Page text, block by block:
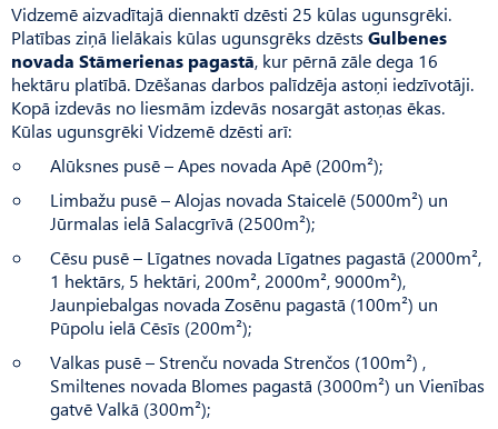
Vidzemē aizvadītajā diennaktī dzēsti 25 kūlas ugunsgrēki.
Platības ziņā lielākais kūlas ugunsgrēks dzēsts Gulbenes
novada Stāmerienas pagastā, kur pērnā zāle dega 16
hektāru platībā. Dzēšanas darbos palīdzēja astoņi iedzīvotāji.
Kopā izdevās no liesmām izdevās nosargāt astoņas ēkas.
Kūlas ugunsgrēki Vidzemē dzēsti arī:
Alūksnes pusē – Apes novada Apē (200m²);
Limbažu pusē – Alojas novada Staicelē (5000m²) un
Jūrmalas ielā Salacgrīvā (2500m²);
Cēsu pusē – Līgatnes novada Līgatnes pagastā (2000m²,
1 hektārs, 5 hektāri, 200m², 2000m², 9000m²),
Jaunpiebalgas novada Zosēnu pagastā (100m²) un
Pūpolu ielā Cēsīs (200m²);
Valkas pusē – Strenču novada Strenčos (100m²) ,
Smiltenes novada Blomes pagastā (3000m²) un Vienības
gatvē Valkā (300m²);